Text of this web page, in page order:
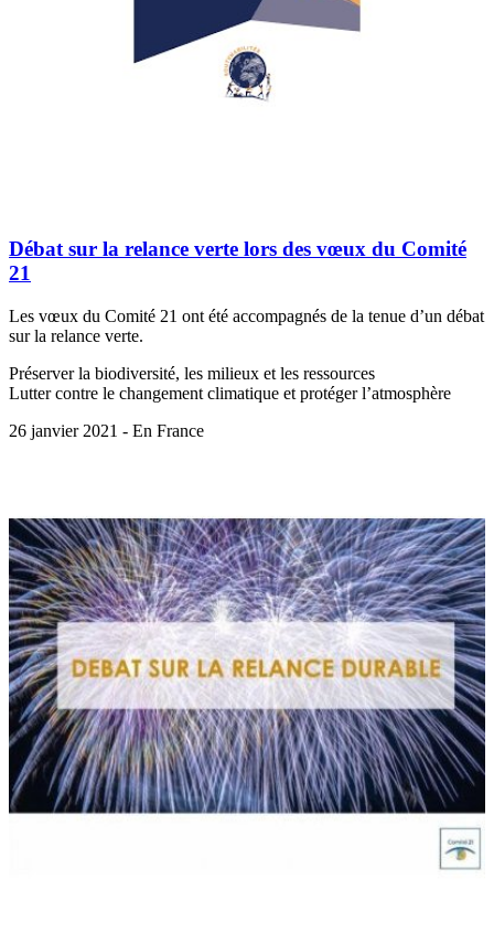
Débat sur la relance verte lors des vœux du Comité
21
Les vœux du Comité 21 ont été accompagnés de la tenue d’un débat
sur la relance verte.
Préserver la biodiversité, les milieux et les ressources
Lutter contre le changement climatique et protéger l’atmosphère
26 janvier 2021 - En France